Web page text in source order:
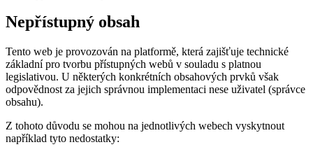
Nepřístupný obsah
Tento web je provozován na platformě, která zajišťuje technické
základní pro tvorbu přístupných webů v souladu s platnou
legislativou. U některých konkrétních obsahových prvků však
odpovědnost za jejich správnou implementaci nese uživatel (správce
obsahu).
Z tohoto důvodu se mohou na jednotlivých webech vyskytnout
například tyto nedostatky: